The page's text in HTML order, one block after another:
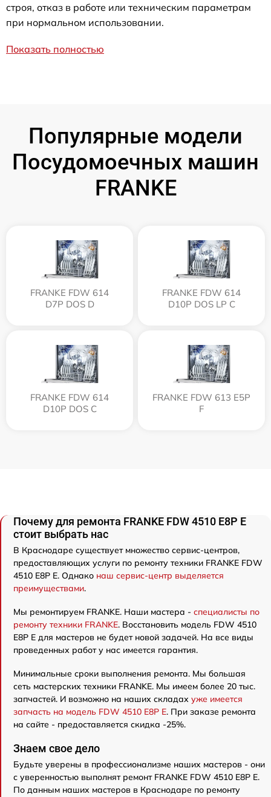
строя, отказ в работе или техническим параметрам
при нормальном использовании.
Показать полностью
Популярные модели
Посудомоечных машин
FRANKE
FRANKE FDW 614
D7P DOS D
FRANKE FDW 614
D10P DOS LP C
FRANKE FDW 614
D10P DOS C
FRANKE FDW 613 E5P
F
Почему для ремонта FRANKE FDW 4510 E8P E
стоит выбрать нас
В Краснодаре существует множество сервис-центров,
предоставляющих услуги по ремонту техники FRANKE FDW
4510 E8P E. Однако наш сервис-центр выделяется
преимуществами.
Мы ремонтируем FRANKE. Наши мастера - специалисты по
ремонту техники FRANKE. Восстановить модель FDW 4510
E8P E для мастеров не будет новой задачей. На все виды
проведенных работ у нас имеется гарантия.
Минимальные сроки выполнения ремонта. Мы большая
сеть мастерских техники FRANKE. Мы имеем более 20 тыс.
запчастей. И возможно на наших складах уже имеется
запчасть на модель FDW 4510 E8P E. При заказе ремонта
на сайте - предоставляется скидка -25%.
Знаем свое дело
Будьте уверены в профессионализме наших мастеров - они
с уверенностью выполнят ремонт FRANKE FDW 4510 E8P E.
По данным наших мастеров в Краснодаре по ремонту